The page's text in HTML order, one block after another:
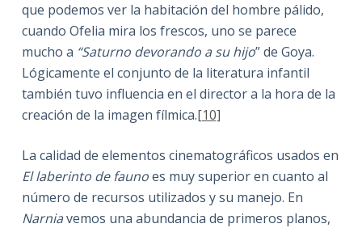
que podemos ver la habitación del hombre pálido,
cuando Ofelia mira los frescos, uno se parece
mucho a “Saturno devorando a su hijo” de Goya.
Lógicamente el conjunto de la literatura infantil
también tuvo influencia en el director a la hora de la
creación de la imagen fílmica.[10]
La calidad de elementos cinematográficos usados en
El laberinto de faunoes muy superior en cuanto al
número de recursos utilizados y su manejo. En
Narniavemos una abundancia de primeros planos,